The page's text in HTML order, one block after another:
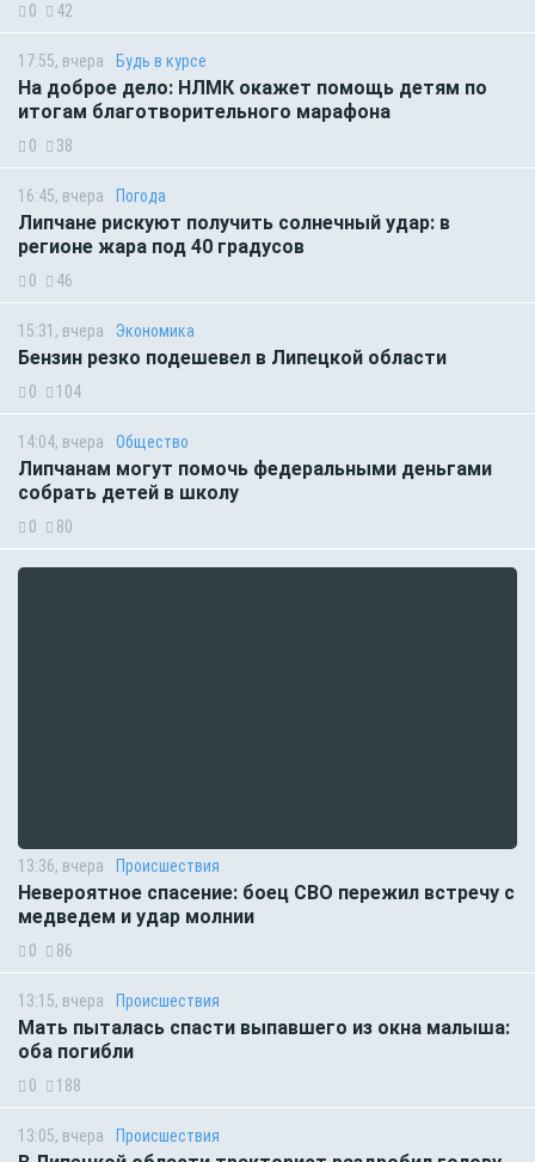
0 42
17:55, вчера Будь в курсе
На доброе дело: НЛМК окажет помощь детям по
итогам благотворительного марафона
0 38
16:45, вчера Погода
Липчане рискуют получить солнечный удар: в
регионе жара под 40 градусов
0 46
15:31, вчера Экономика
Бензин резко подешевел в Липецкой области
0 104
14:04, вчера Общество
Липчанам могут помочь федеральными деньгами
собрать детей в школу
0 80
13:36, вчера Происшествия
Невероятное спасение: боец СВО пережил встречу с
медведем и удар молнии
0 86
13:15, вчера Происшествия
Мать пыталась спасти выпавшего из окна малыша:
оба погибли
0 188
13:05, вчера Происшествия